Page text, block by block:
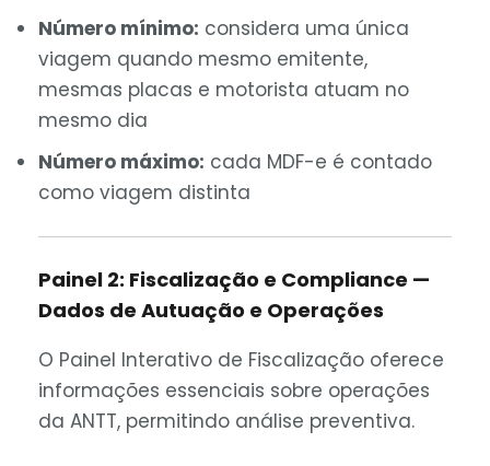
Número mínimo: considera uma única
viagem quando mesmo emitente,
mesmas placas e motorista atuam no
mesmo dia
Número máximo: cada MDF-e é contado
como viagem distinta
Painel 2: Fiscalização e Compliance —
Dados de Autuação e Operações
O Painel Interativo de Fiscalização oferece
informações essenciais sobre operações
da ANTT, permitindo análise preventiva.